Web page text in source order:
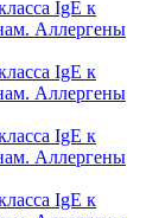
IgE к
Аллергены
IgE к
Аллергены
IgE к
Аллергены
IgE к